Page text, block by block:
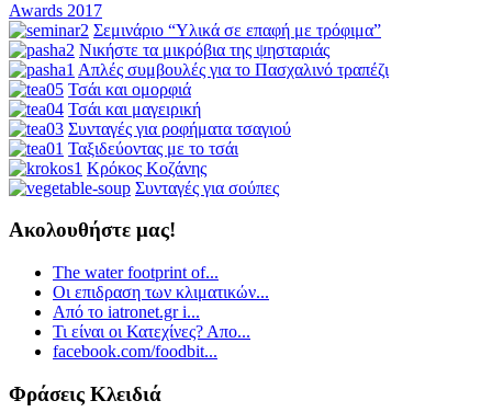
Awards 2017
Σεμινάριο “Υλικά σε επαφή με τρόφιμα”
Νικήστε τα μικρόβια της ψησταριάς
Απλές συμβουλές για το Πασχαλινό τραπέζι
Τσάι και ομορφιά
Τσάι και μαγειρική
Συνταγές για ροφήματα τσαγιού
Ταξιδεύοντας με το τσάι
Κρόκος Κοζάνης
Συνταγές για σούπες
Ακολουθήστε μας!
The water footprint of...
Οι επιδραση των κλιματικών...
Από το iatronet.gr i...
Τι είναι οι Κατεχίνες? Απο...
facebook.com/foodbit...
Φράσεις Κλειδιά